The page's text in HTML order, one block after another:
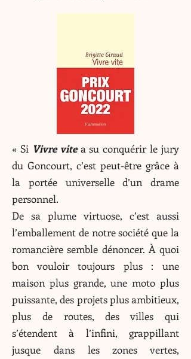
« Si Vivre vitea su conquérir le jury
du Goncourt, c’est peut-être grâce à
la portée universelle d’un drame
personnel.
De sa plume virtuose, c’est aussi
l’emballement de notre société que la
romancière semble dénoncer. À quoi
bon vouloir toujours plus : une
maison plus grande, une moto plus
puissante, des projets plus ambitieux,
plus de routes, des villes qui
s’étendent à l’infini, grappillant
jusque dans les zones vertes,